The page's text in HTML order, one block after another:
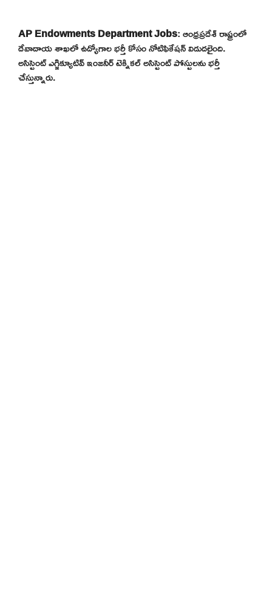
AP Endowments Department Jobs: ఆంధ్రప్రదేశ్ రాష్ట్రంలో
దేవాదాయ శాఖలో ఉద్యోగాల భర్తీ కోసం నోటిఫికేషన్ విడుదలైంది.
అసిస్టెంట్ ఎగ్జిక్యూటివ్ ఇంజనీర్ టెక్నికల్ అసిస్టెంట్ పోస్టులను భర్తీ
చేస్తున్నారు.